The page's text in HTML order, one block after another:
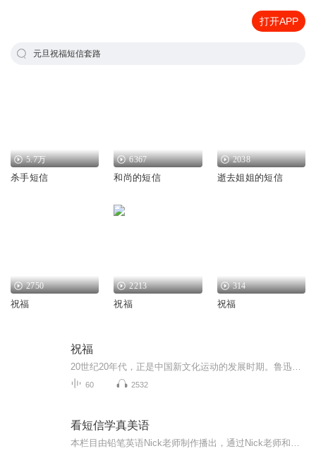
打开APP
元旦祝福短信套路
5.7万
杀手短信
6367
和尚的短信
2038
逝去姐姐的短信
2750
祝福
2213
祝福
314
祝福
祝福
60 2532
看短信学真美语